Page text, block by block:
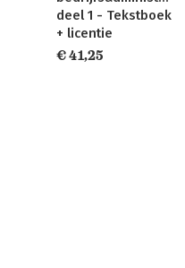
deel 1 - Tekstboek
+ licentie
€ 41,25